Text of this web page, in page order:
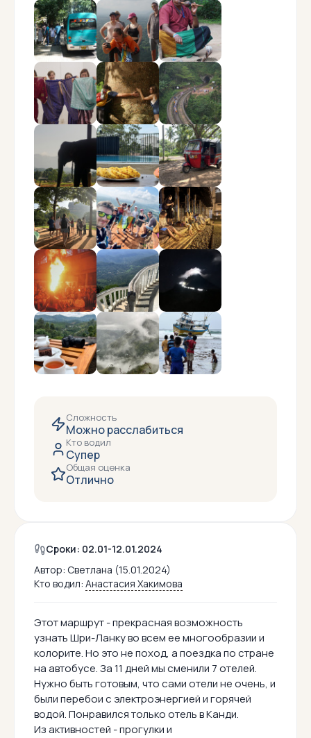
Сложность
Можно расслабиться
Кто водил
Супер
Общая оценка
Отлично
Сроки: 02.01-12.01.2024
Автор: Светлана (15.01.2024)
Кто водил: Анастасия Хакимова
Этот маршрут - прекрасная возможность
узнать Шри-Ланку во всем ее многообразии и
колорите. Но это не поход, а поездка по стране
на автобусе. За 11 дней мы сменили 7 отелей.
Нужно быть готовым, что сами отели не очень, и
были перебои с электроэнергией и горячей
водой. Понравился только отель в Канди.
Из активностей - прогулки и